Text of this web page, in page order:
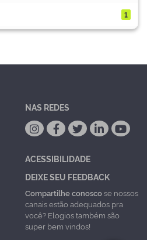
1
NAS REDES
ACESSIBILIDADE
DEIXE SEU FEEDBACK
Compartilhe conoscose nossos
canais estão adequados pra
você? Elogios também são
super bem vindos!